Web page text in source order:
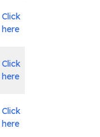
Click
here
Click
here
Click
here